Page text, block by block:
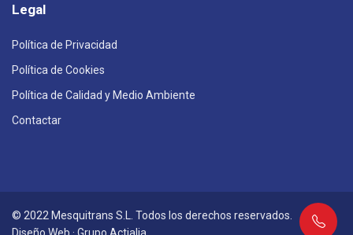
Legal
Política de Privacidad
Política de Cookies
Política de Calidad y Medio Ambiente
Contactar
© 2022 Mesquitrans S.L. Todos los derechos reservados.
Diseño Web · Grupo Actialia